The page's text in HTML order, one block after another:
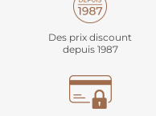
Des prix discount
depuis 1987